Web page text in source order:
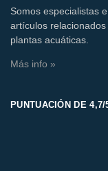
Somos especialistas
artículos
plantas acuáticas.
Más info »
PUNTUACIÓN DE